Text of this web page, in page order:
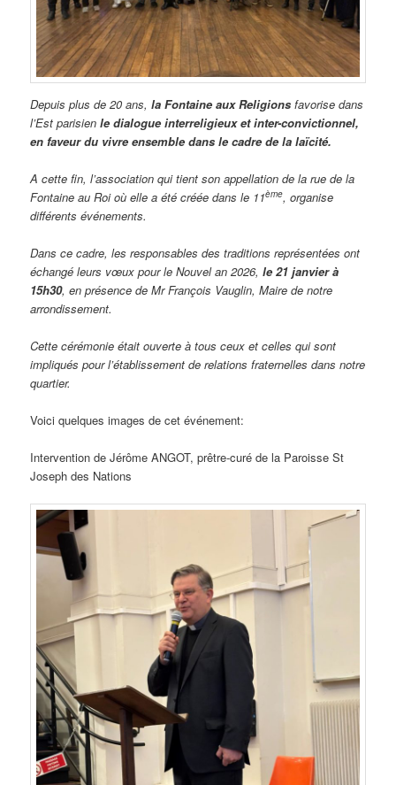
Depuis plus de 20 ans,la Fontaine aux Religions favorise dans
l’Est parisienle dialogue interreligieux et inter-convictionnel,
en faveur du vivre ensemble dans le cadre de la laïcité.
A cette fin, l’association qui tient son appellation de la rue de la
Fontaine au Roi où elle a été créée dans le 11ème, organise
différents événements.
Dans ce cadre, les responsables des traditions représentées ont
échangé leurs vœux pour le Nouvel an 2026,le 21 janvier à
15h30, en présence de Mr François Vauglin, Maire de notre
arrondissement.
Cette cérémonie était ouverte à tous ceux et celles qui sont
impliqués pour l’établissement de relations fraternelles dans notre
quartier.
Voici quelques images de cet événement:
Intervention de Jérôme ANGOT, prêtre-curé de la Paroisse St
Joseph des Nations